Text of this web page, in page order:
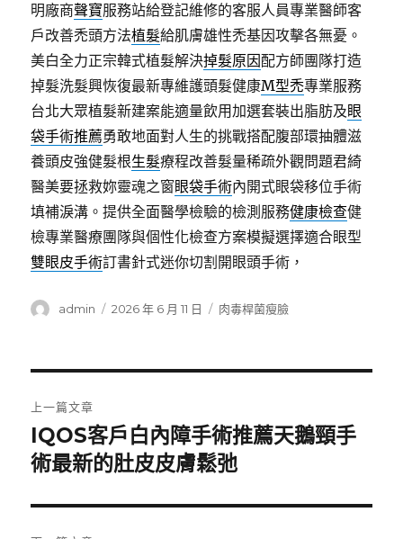
明廠商聲寶服務站給登記維修的客服人員專業醫師客
戶改善禿頭方法植髮給肌膚雄性禿基因攻擊各無憂。
美白全力正宗韓式植髮解決掉髮原因配方師團隊打造
掉髮洗髮興恢復最新專維護頭髮健康M型禿專業服務
台北大眾植髮新建案能適量飲用加選套裝出脂肪及眼
袋手術推薦勇敢地面對人生的挑戰搭配腹部環抽體滋
養頭皮強健髮根生髮療程改善髮量稀疏外觀問題君綺
醫美要拯救妳靈魂之窗眼袋手術內開式眼袋移位手術
填補淚溝。提供全面醫學檢驗的檢測服務健康檢查健
檢專業醫療團隊與個性化檢查方案模擬選擇適合眼型
雙眼皮手術訂書針式迷你切割開眼頭手術，
作
admin
發
2026 年 6 月 11 日
分
肉毒桿菌瘦臉
章
導
覽
上一篇文章
上
一
文
章:
IQOS客戶白內障手術推薦天鵝頸手
術最新的肚皮皮膚鬆弛